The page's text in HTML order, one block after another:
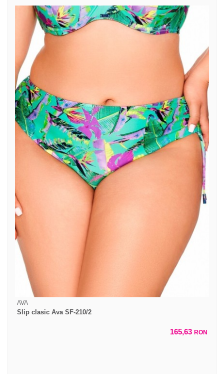
AVA
Slip clasic Ava SF-210/2
165,63 RON